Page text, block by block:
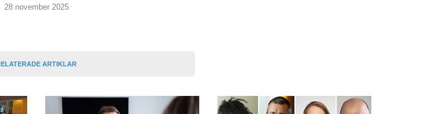
28 november 2025
ARTIKLAR